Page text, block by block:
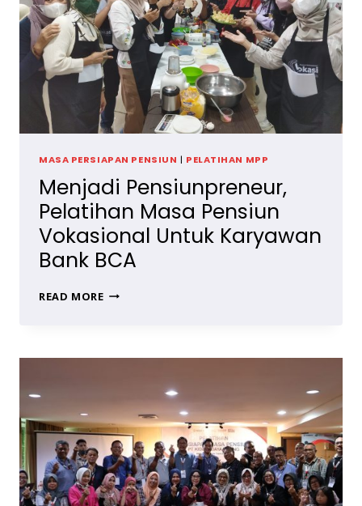
MASA PERSIAPAN PENSIUN | PELATIHAN MPP
Menjadi Pensiunpreneur,
Pelatihan Masa Pensiun
Vokasional Untuk Karyawan
Bank BCA
READ MOREMENJADI
PENSIUN
KARYAWAN
BANK
BCA